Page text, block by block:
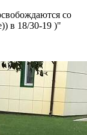
со
в 18/30-19 )"